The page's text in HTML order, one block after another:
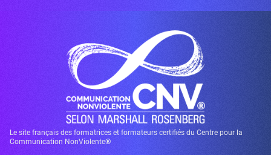
Le site français des formatrices et formateurs certifiés du Centre pour la
Communication NonViolente®